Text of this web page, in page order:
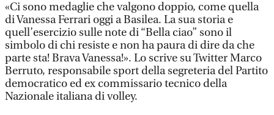
«Ci sono medaglie che valgono doppio, come quella
di Vanessa Ferrari oggi a Basilea. La sua storia e
quell’esercizio sulle note di “Bella ciao” sono il
simbolo di chi resiste e non ha paura di dire da che
parte sta! Brava Vanessa!». Lo scrive su Twitter Marco
Berruto, responsabile sport della segreteria del Partito
democratico ed ex commissario tecnico della
Nazionale italiana di volley.